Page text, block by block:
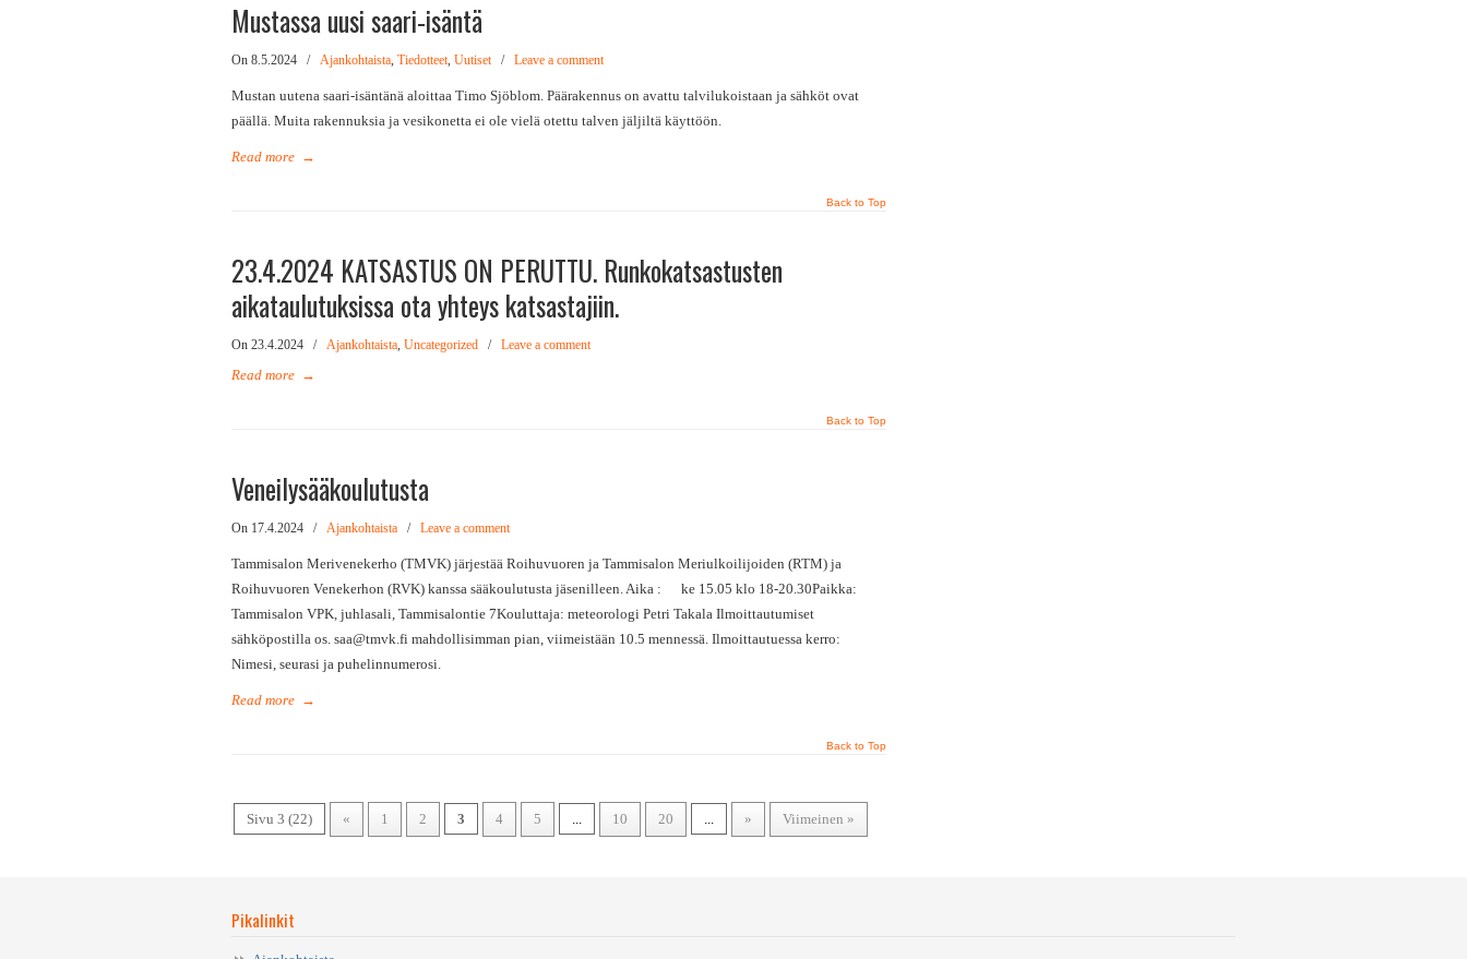
Mustassa uusi saari-isäntä
On 8.5.2024 / Ajankohtaista, Tiedotteet, Uutiset / Leave a comment
Mustan uutena saari-isäntänä aloittaa Timo Sjöblom. Päärakennus on avattu talvilukoistaan ja sähköt ovat
päällä. Muita rakennuksia ja vesikonetta ei ole vielä otettu talven jäljiltä käyttöön.
Read more →
Back to Top
23.4.2024 KATSASTUS ON PERUTTU. Runkokatsastusten
aikataulutuksissa ota yhteys katsastajiin.
On 23.4.2024 / Ajankohtaista, Uncategorized / Leave a comment
Read more →
Back to Top
Veneilysääkoulutusta
On 17.4.2024 / Ajankohtaista / Leave a comment
Tammisalon Merivenekerho (TMVK) järjestää Roihuvuoren ja Tammisalon Meriulkoilijoiden (RTM) ja
Roihuvuoren Venekerhon (RVK) kanssa sääkoulutusta jäsenilleen. Aika : ke 15.05 klo 18-20.30Paikka:
Tammisalon VPK, juhlasali, Tammisalontie 7Kouluttaja: meteorologi Petri Takala Ilmoittautumiset
sähköpostilla os. saa@tmvk.fi mahdollisimman pian, viimeistään 10.5 mennessä. Ilmoittautuessa kerro:
Nimesi, seurasi ja puhelinnumerosi.
Read more →
Back to Top
Sivu 3 (22) « 1 2 3 4 5 ... 10 20 ... » Viimeinen »
Pikalinkit